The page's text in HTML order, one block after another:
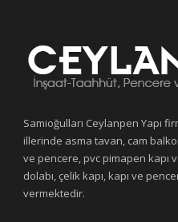
Samioğulları Ceylanpen Yapı
illerinde asma tavan, cam
ve pencere, pvc pimapen kapı
dolabı, çelik kapı, kapı ve
vermektedir.